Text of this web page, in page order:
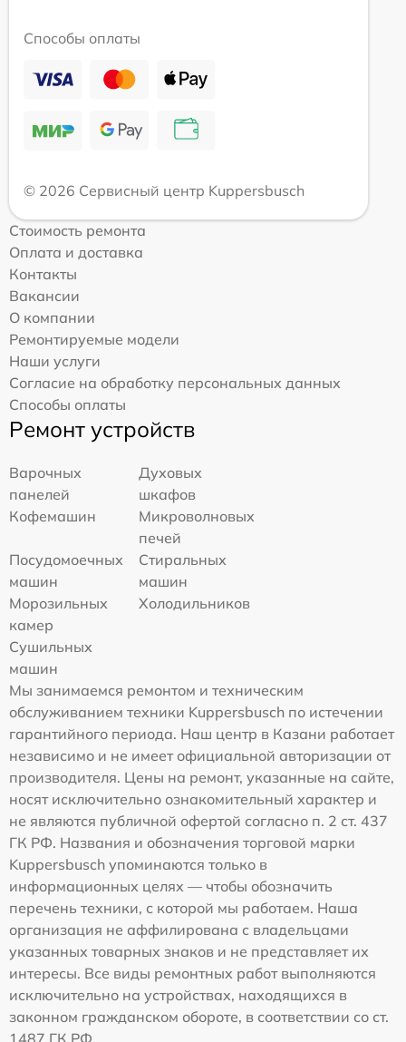
Способы оплаты
© 2026 Сервисный центр Kuppersbusch
Стоимость ремонта
Оплата и доставка
Контакты
Вакансии
О компании
Ремонтируемые модели
Наши услуги
Согласие на обработку персональных данных
Способы оплаты
Ремонт устройств
Варочных
панелей
Духовых
шкафов
Кофемашин
Микроволновых
печей
Посудомоечных
машин
Стиральных
машин
Морозильных
камер
Холодильников
Сушильных
машин
Мы занимаемся ремонтом и техническим
обслуживанием техники Kuppersbusch по истечении
гарантийного периода. Наш центр в Казани работает
независимо и не имеет официальной авторизации от
производителя. Цены на ремонт, указанные на сайте,
носят исключительно ознакомительный характер и
не являются публичной офертой согласно п. 2 ст. 437
ГК РФ. Названия и обозначения торговой марки
Kuppersbusch упоминаются только в
информационных целях — чтобы обозначить
перечень техники, с которой мы работаем. Наша
организация не аффилирована с владельцами
указанных товарных знаков и не представляет их
интересы. Все виды ремонтных работ выполняются
исключительно на устройствах, находящихся в
законном гражданском обороте, в соответствии со ст.